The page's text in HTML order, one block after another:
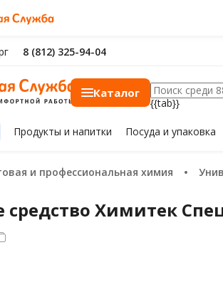
8 (812) 325-94-04
Каталог
{{tab}}
Продуктыи напитки Посуда и упаковка
и профессиональная химия
Химитек